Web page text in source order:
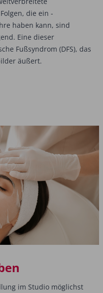
die ein
haben kann, sind
Eine dieser
Fußsyndrom (DFS), das
äußert.
im Studio möglichst